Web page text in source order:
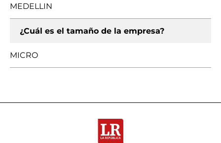
MEDELLIN
¿Cuál es el tamaño de la empresa?
MICRO